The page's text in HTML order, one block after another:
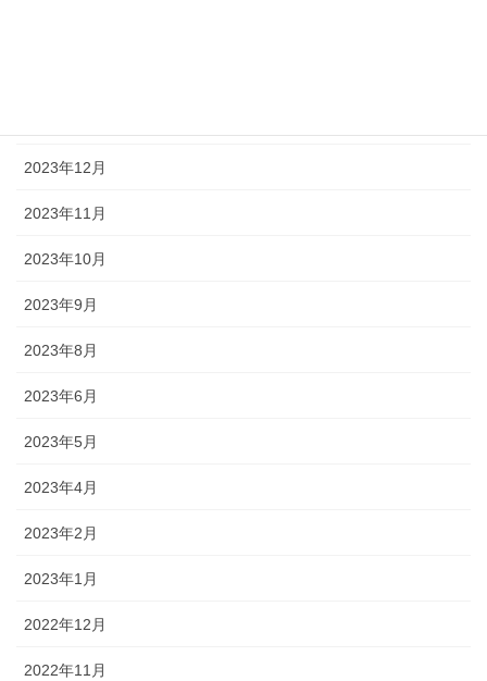
2023年12月
2023年11月
2023年10月
2023年9月
2023年8月
2023年6月
2023年5月
2023年4月
2023年2月
2023年1月
2022年12月
2022年11月